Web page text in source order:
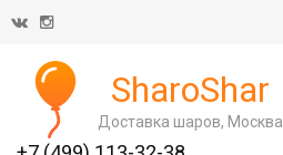
SharoShar
Доставка шаров, Москва